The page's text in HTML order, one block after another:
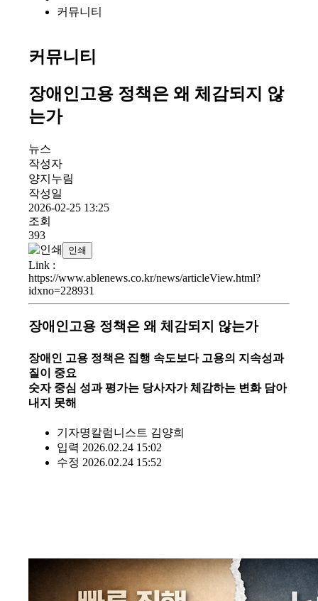
커뮤니티
커뮤니티
장애인고용 정책은 왜 체감되지 않
는가
뉴스
작성자
양지누림
작성일
2026-02-25 13:25
조회
393
인쇄
Link :
https://www.ablenews.co.kr/news/articleView.html?
idxno=228931
장애인고용 정책은 왜 체감되지 않는가
장애인 고용 정책은 집행 속도보다 고용의 지속성과
질이 중요
숫자 중심 성과 평가는 당사자가 체감하는 변화 담아
내지 못해
기자명칼럼니스트 김양희
입력 2026.02.24 15:02
수정 2026.02.24 15:52